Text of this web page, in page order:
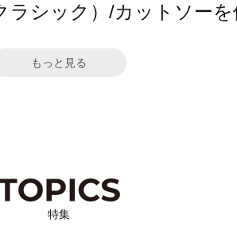
ラシック）/カットソー
もっと見る
特集